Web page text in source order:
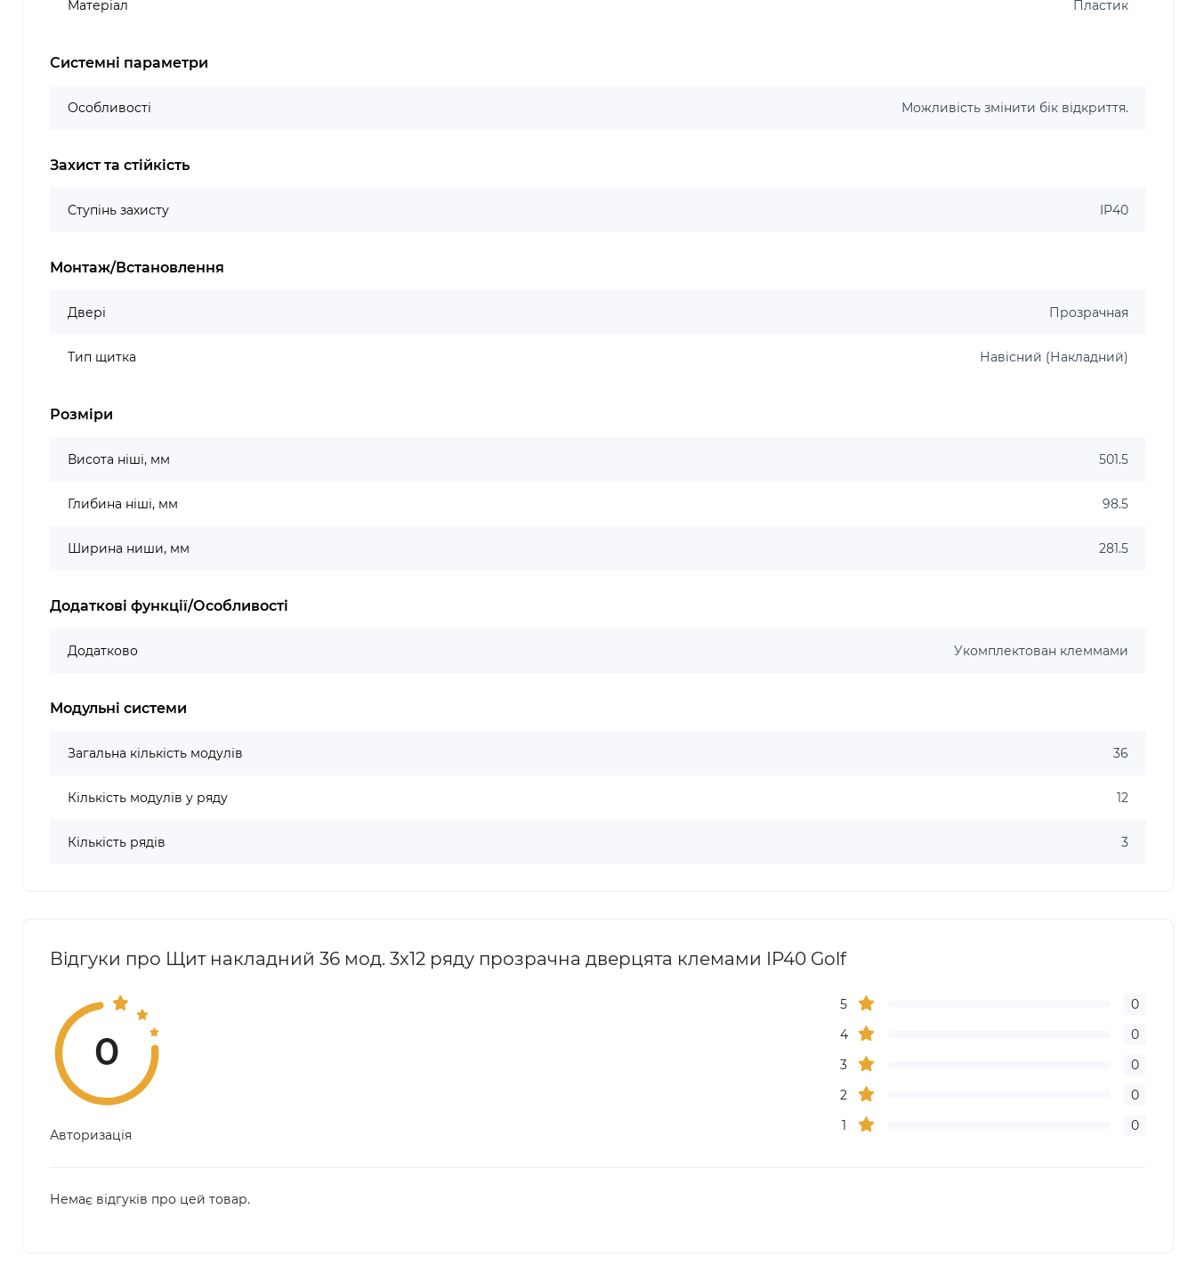
Матеріал Пластик
Системні параметри
Особливості Можливість змінити бік відкриття.
Захист та стійкість
Ступінь захисту IP40
Монтаж/Встановлення
Двері Прозрачная
Тип щитка Навісний (Накладний)
Розміри
Висота ніші, мм 501.5
Глибина ніші, мм 98.5
Ширина ниши, мм 281.5
Додаткові функції/Особливості
Додатково Укомплектован клеммами
Модульні системи
Загальна кількість модулів 36
Кількість модулів у ряду 12
Кількість рядів 3
Відгуки про Щит накладний 36 мод. 3x12 ряду прозрачна дверцята клемами IP40 Golf
0
Авторизація
5
0
4
0
3
0
2
0
1
0
Немає відгуків про цей товар.